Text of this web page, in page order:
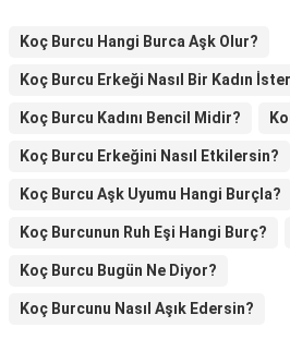
Koç Burcu Hangi Burca Aşk Olur?
Koç Burcu Erkeği Nasıl Bir Kadın
Koç Burcu Kadını Bencil Midir?
Koç Burcu Erkeğini Nasıl Etkilersin?
Koç Burcu Aşk Uyumu Hangi Burçla?
Koç Burcunun Ruh Eşi Hangi Burç?
Koç Burcu Bugün Ne Diyor?
Koç Burcunu Nasıl Aşık Edersin?